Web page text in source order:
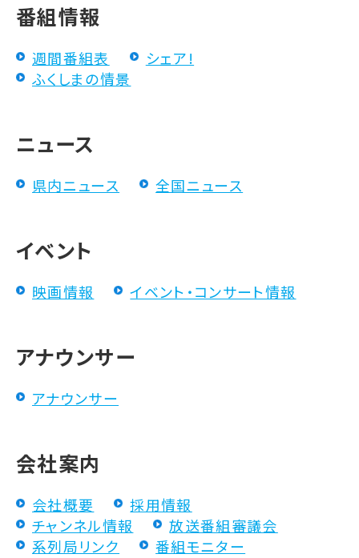
番組情報
週間番組表
シェア!
ふくしまの情景
ニュース
県内ニュース 全国ニュース
イベント
映画情報 イベント・コンサート情報
アナウンサー
アナウンサー
会社案内
会社概要
採用情報
チャンネル情報
放送番組審議会
系列局リンク
番組モニター